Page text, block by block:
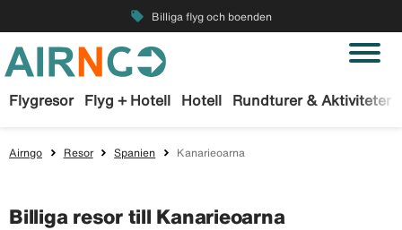
local_offer Billiga flyg och boenden
Flygresor Flyg + Hotell Hotell Rundturer & Aktiviteter
Airngo Resor Spanien Kanarieoarna
Billiga resor till Kanarieoarna